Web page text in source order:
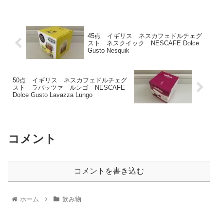
45点 イギリス ネスカフェドルチェグ
スト ネスクイック NESCAFE Dolce
Gusto Nesquik
50点 イギリス ネスカフェドルチェグ
スト ラバッツァ ルンゴ NESCAFE
Dolce Gusto Lavazza Lungo
コメント
コメントを書き込む
ホーム 飲み物